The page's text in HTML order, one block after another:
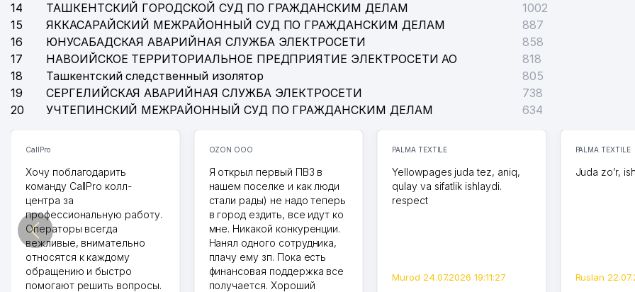
14
ТАШКЕНТСКИЙ ГОРОДСКОЙ СУД ПО ГРАЖДАНСКИМ ДЕЛАМ
1002
15
ЯККАСАРАЙСКИЙ МЕЖРАЙОННЫЙ СУД ПО ГРАЖДАНСКИМ ДЕЛАМ
887
16
ЮНУСАБАДСКАЯ АВАРИЙНАЯ СЛУЖБА ЭЛЕКТРОСЕТИ
858
17
НАВОИЙСКОЕ ТЕРРИТОРИАЛЬНОЕ ПРЕДПРИЯТИЕ ЭЛЕКТРОСЕТИ АО
818
18
Ташкентский следственный изолятор
805
19
СЕРГЕЛИЙСКАЯ АВАРИЙНАЯ СЛУЖБА ЭЛЕКТРОСЕТИ
738
20
УЧТЕПИНСКИЙ МЕЖРАЙОННЫЙ СУД ПО ГРАЖДАНСКИМ ДЕЛАМ 634
CallPro
Хочу поблагодарить
команду CallPro колл-
центра за
профессиональную работу.
Операторы всегда
вежливые, внимательно
относятся к каждому
обращению и быстро
помогают решить вопросы.
OZON ООО
Я открыл первый ПВЗ в
нашем поселке и как люди
стали рады) не надо теперь
в город ездить, все идут ко
мне. Никакой конкуренции.
Нанял одного сотрудника,
плачу ему зп. Пока есть
финансовая поддержка все
получается. Хороший
PALMA TEXTILE
Yellowpages juda tez, aniq,
qulay va sifatlik ishlaydi.
respect
Murod 24.07.2026 19:11:27
PALMA TEXTILE
Juda zo’r,
Ruslan